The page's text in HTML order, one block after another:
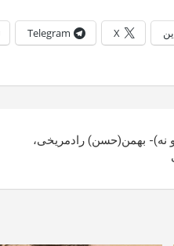
X
Telegram
نه)- بهمن(حسن) رادمریخی،